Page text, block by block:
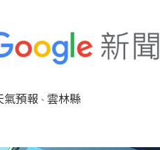
氣預報 、 雲林縣